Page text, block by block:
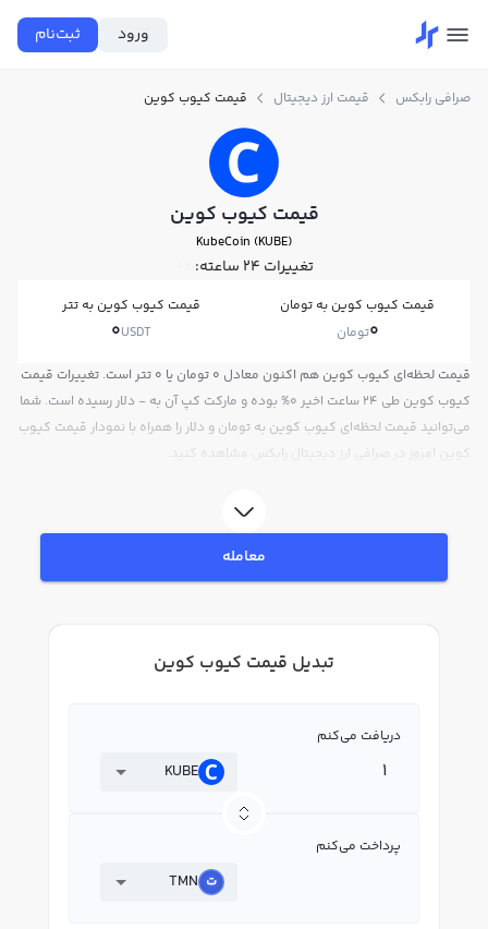
ورود ثبت‌نام
صرافی رابکس قیمت ارز دیجیتال قیمت کیوب کوین
قیمت کیوب کوین
KubeCoin (KUBE)
تغییرات ۲۴ ساعته: 0%
قیمت کیوب کوین به تومان
0تومان
قیمت کیوب کوین به تتر
0USDT
قیمت لحظه‌ای کیوب کوین هم اکنون معادل 0 تومان یا 0 تتر است. تغییرات قیمت
کیوب کوین طی 24 ساعت اخیر 0% بوده و مارکت کپ آن به - دلار رسیده است. شما
می‌توانید قیمت لحظه‌ای کیوب کوین به تومان و دلار را همراه با نمودار قیمت کیوب
کوین امروز در صرافی ارز دیجیتال رابکس مشاهده کنید.
معامله
تبدیل قیمت کیوب کوین
دریافت می‌کنم
KUBE
پرداخت می‌کنم
TMN